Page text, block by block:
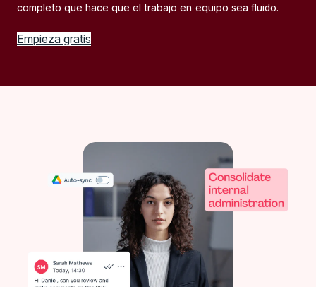
completo que hace que el trabajo en equipo sea fluido.
Empieza gratis